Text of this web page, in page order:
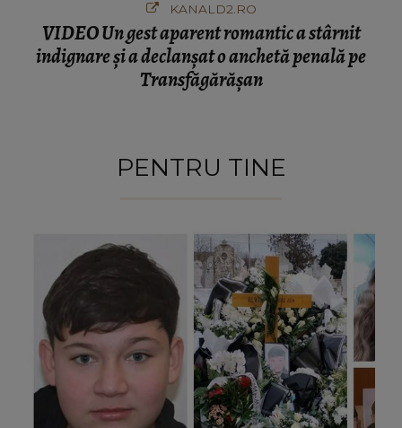
KANALD2.RO
VIDEO Un gest aparent romantic a stârnit
indignare și a declanșat o anchetă penală pe
Transfăgărășan
PENTRU TINE